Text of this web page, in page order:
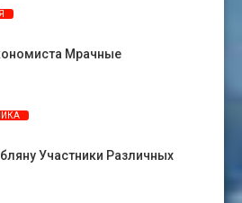
Мрачные
Участники Различных